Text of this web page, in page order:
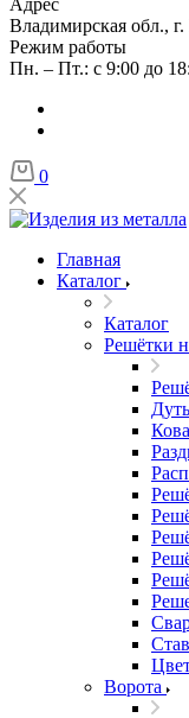
Адрес
Владимирская обл.,
Режим работы
Пн. – Пт.: с 9:00 до
0
Главная
Каталог
Каталог
Решётки
Ворота